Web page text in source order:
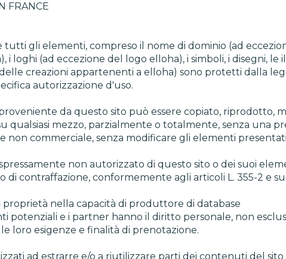
FRANCE
tutti gli elementi, compreso il nome di dominio (ad
i loghi (ad eccezione del logo elloha), i simboli, i disegni,
creazioni appartenenti a elloha) sono protetti dalla
autorizzazione d'uso.
da questo sito può essere copiato, riprodotto,
qualsiasi mezzo, parzialmente o totalmente, senza
non commerciale, senza modificare gli elementi
non autorizzato di questo sito o dei suoi
di contraffazione, conformemente agli articoli L. 355-2 e
proprietà nella capacità di produttore di database
potenziali e i partner hanno il diritto personale, non
loro esigenze e finalità di prenotazione.
ad estrarre e/o a riutilizzare parti dei contenuti del